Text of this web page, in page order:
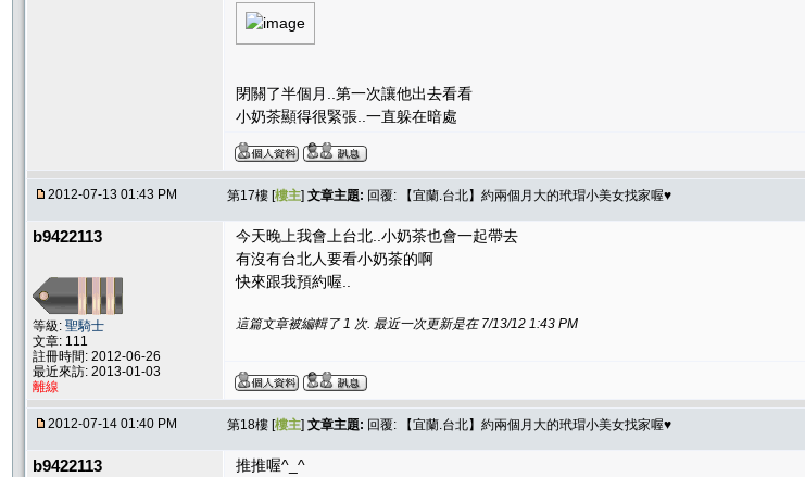
閉關了半個月..第一次讓他出去看看
小奶茶顯得很緊張..一直躲在暗處
2012-07-13 01:43 PM 第17樓 [樓主] 文章主題: 回覆: 【宜蘭.台北】約兩個月大的玳瑁小美女找家喔♥
b9422113
等級: 聖騎士
文章: 111
註冊時間: 2012-06-26
最近來訪: 2013-01-03
離線
今天晚上我會上台北..小奶茶也會一起帶去
有沒有台北人要看小奶茶的啊
快來跟我預約喔..
這篇文章被編輯了 1 次. 最近一次更新是在 7/13/12 1:43 PM
2012-07-14 01:40 PM 第18樓 [樓主] 文章主題: 回覆: 【宜蘭.台北】約兩個月大的玳瑁小美女找家喔♥
b9422113 推推喔^_^